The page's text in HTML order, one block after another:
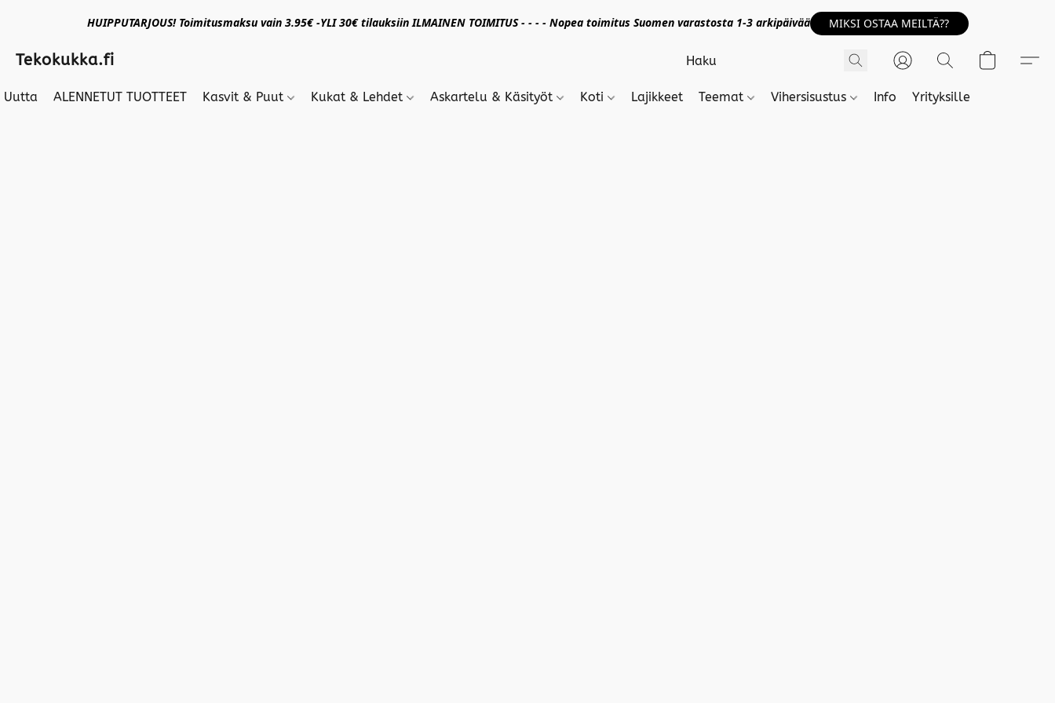
HUIPPUTARJOUS! Toimitusmaksu vain 3.95€ -YLI 30€ tilauksiin ILMAINEN TOIMITUS - - - - Nopea toimitus Suomen varastosta 1-3 arkipäivää MIKSI OSTAA MEILTÄ??
Tekokukka.fi
Uutta ALENNETUT TUOTTEET Kasvit & Puut Kukat & Lehdet Askartelu & Käsityöt Koti Lajikkeet Teemat Vihersisustus Info Yrityksille